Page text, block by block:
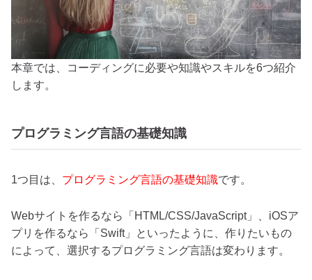
本章では、コーディングに必要や知識やスキルを6つ紹介
します。
プログラミング言語の基礎知識
1つ目は、 プログラミング言語の基礎知識です。
Webサイトを作るなら「HTML/CSS/JavaScript」、iOSア
プリを作るなら「Swift」といったように、作りたいもの
によって、選択するプログラミング言語は変わります。